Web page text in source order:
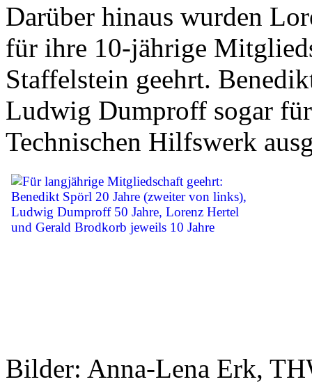
Darüber hinaus wurden
für ihre 10-jährige
Staffelstein geehrt.
Ludwig Dumproff sogar
Technischen Hilfswerk
Bilder: Anna-Lena Erk,